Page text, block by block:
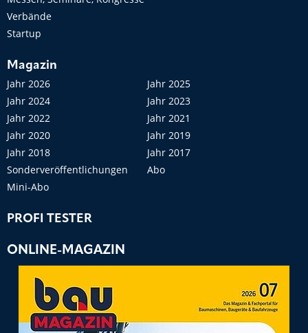
Verbände
Startup
Magazin
Jahr 2026
Jahr 2025
Jahr 2024
Jahr 2023
Jahr 2022
Jahr 2021
Jahr 2020
Jahr 2019
Jahr 2018
Jahr 2017
Sonderveröffentlichungen
Abo
Mini-Abo
PROFI TESTER
ONLINE-MAGAZIN